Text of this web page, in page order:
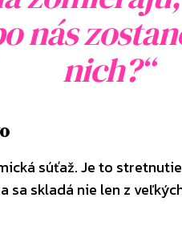
nás
nich?“
súťaž. Je to
skladá nie len z